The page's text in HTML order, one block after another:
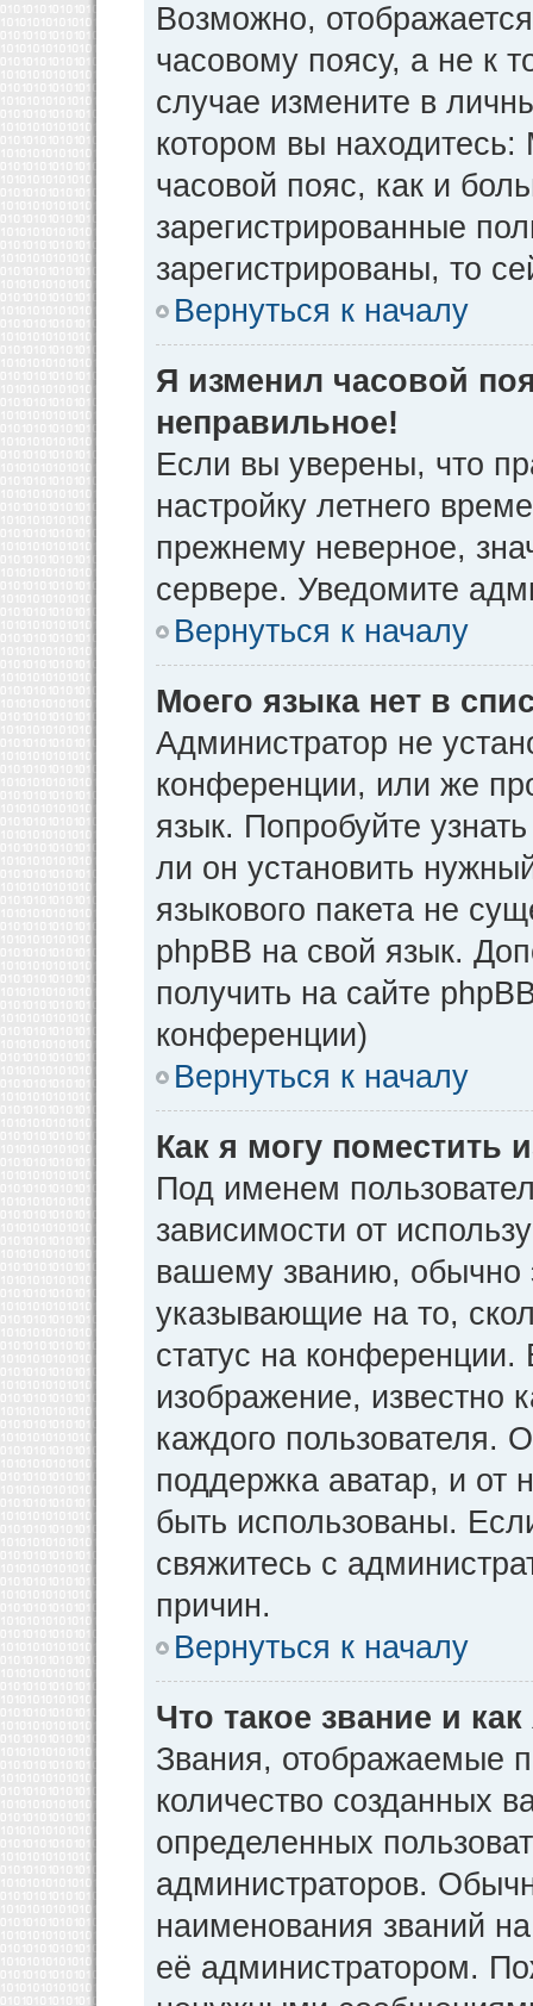
Возможно,
часовому поясу, а не к
случае измените в
котором вы находитесь:
часовой пояс, как и
зарегистрированные
зарегистрированы, то
Вернуться к началу
Я изменил часовой
неправильное!
Если вы уверены, что
настройку летнего
прежнему неверное,
сервере. Уведомите
Вернуться к началу
Моего языка нет в
Администратор не
конференции, или же
язык. Попробуйте
ли он установить
языкового пакета не
phpBB на свой язык.
получить на сайте
конференции)
Вернуться к началу
Как я могу поместить
Под именем
зависимости от
вашему званию, обычно
указывающие на то,
статус на
изображение, известно
каждого пользователя.
поддержка аватар, и от
быть использованы.
свяжитесь с
причин.
Вернуться к началу
Что такое звание и
Звания, отображаемые
количество созданных
определенных
администраторов.
наименования званий
её администратором.